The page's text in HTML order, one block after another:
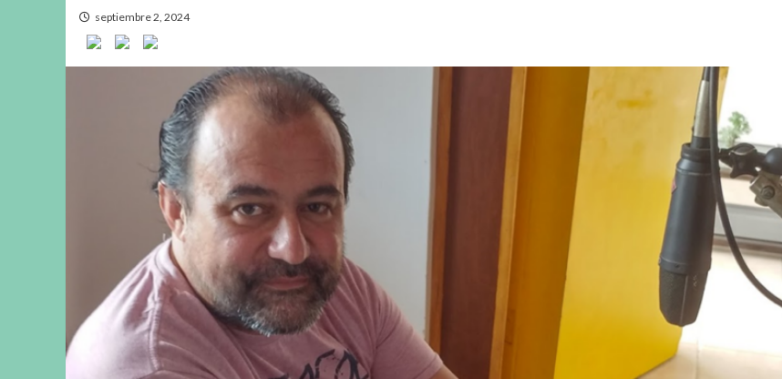
septiembre 2, 2024